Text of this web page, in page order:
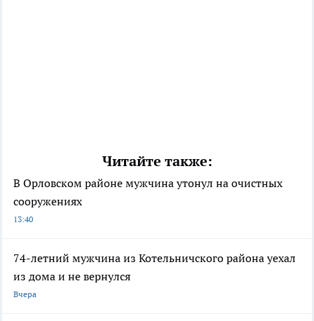
Читайте также:
В Орловском районе мужчина утонул на очистных
сооружениях
13:40
74-летний мужчина из Котельничского района уехал
из дома и не вернулся
Вчера